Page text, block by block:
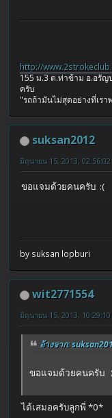
http://
155 ม.3 ต.ท่าข้าม อ.อรัญ
ครับ
"รถถ้ามันไม่สุดอย่างที่เร
suksan2012
มิถุนายน 15, 2013,
ขอแจมด้วยคนครับ :(
by suksan lopburi
wit2771554
มิถุนายน 15, 2013,
อ้างจาก:
ขอแจมด้วยคนครับ
ได้เสมอครับลูกพี่ *0*